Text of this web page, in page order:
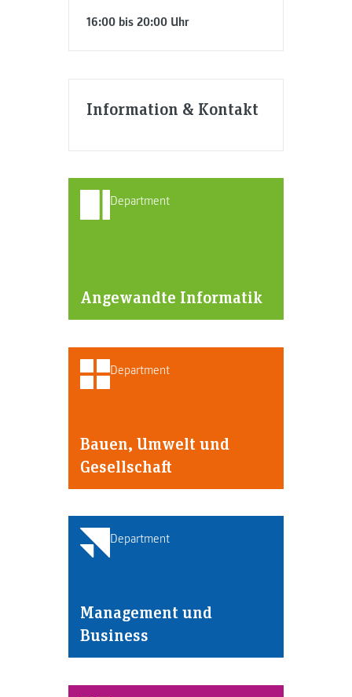
16:00 bis 20:00 Uhr
Information & Kontakt
Department
Angewandte Informatik
Department
Bauen, Umwelt und
Gesellschaft
Department
Management und
Business